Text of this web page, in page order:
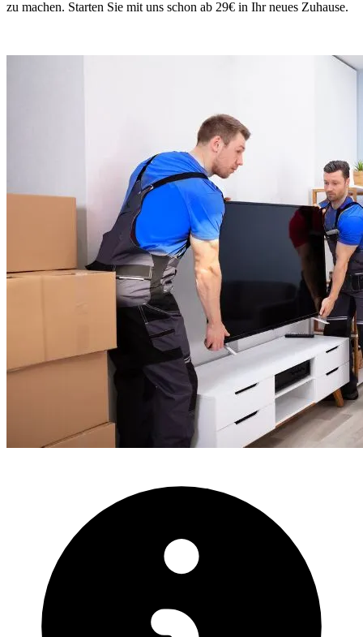
zu machen. Starten Sie mit uns schon ab 29€ in Ihr neues Zuhause.